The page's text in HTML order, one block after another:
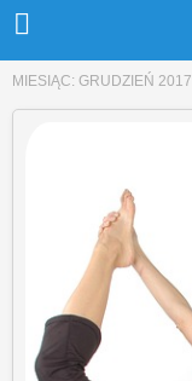
MIESIĄC: GRUDZIEŃ 2017